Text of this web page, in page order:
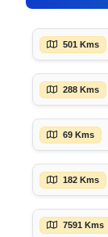
501 Kms
288 Kms
69 Kms
182 Kms
7591 Kms